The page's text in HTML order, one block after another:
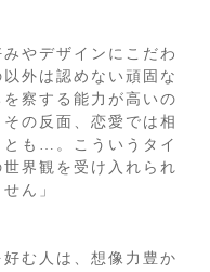
やデザインにこだわ
外は認めない頑固な
察する能力が高いの
の反面、恋愛では相
とも…。こういうタイ
界観を受け入れられ
ん」
む人は、想像力豊か